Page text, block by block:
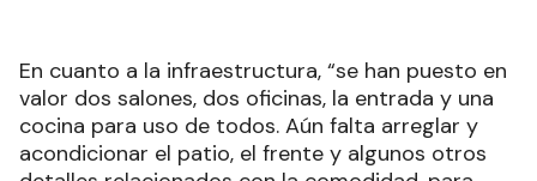
En cuanto a la infraestructura, “se han puesto en
valor dos salones, dos oficinas, la entrada y una
cocina para uso de todos. Aún falta arreglar y
acondicionar el patio, el frente y algunos otros